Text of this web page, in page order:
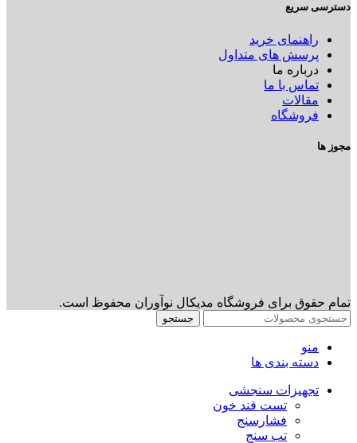
دسترسی سریع
راهنمای خرید
پرسش های متداول
درباره ما
تماس با ما
مقالات
فروشگاه
مجوز ها
تمام حقوق برای فروشگاه مدیکال نوآوران محفوظ است.
جستجو
منو
دسته بندی ها
تجهیزات سنجشی
تست قند خون
فشارسنج
تب سنج